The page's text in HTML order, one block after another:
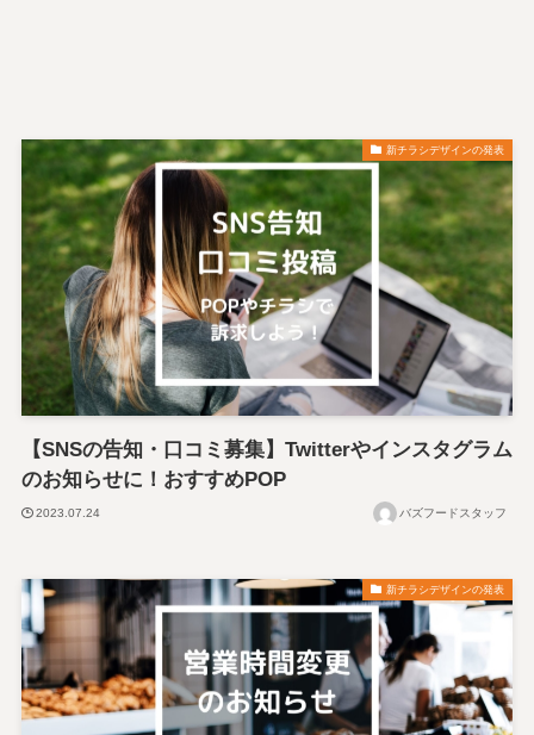
新チラシデザインの発表
【SNSの告知・口コミ募集】Twitterやインスタグラム
のお知らせに！おすすめPOP
2023.07.24 バズフードスタッフ
新チラシデザインの発表